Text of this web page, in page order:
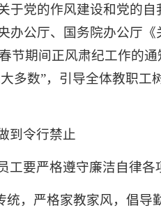
于党的作风建设和党的
办公厅、国务院办公厅
节期间正风肃纪工作的
多数”，引导全体教职
到令行禁止
工要严格遵守廉洁自律各
统，严格家教家风，倡